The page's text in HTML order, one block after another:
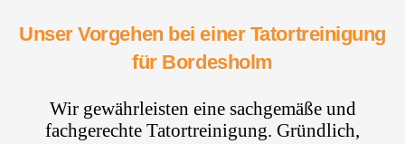
Unser Vorgehen bei einer Tatortreinigung
für Bordesholm
Wir gewährleisten eine sachgemäße und
fachgerechte Tatortreinigung. Gründlich,